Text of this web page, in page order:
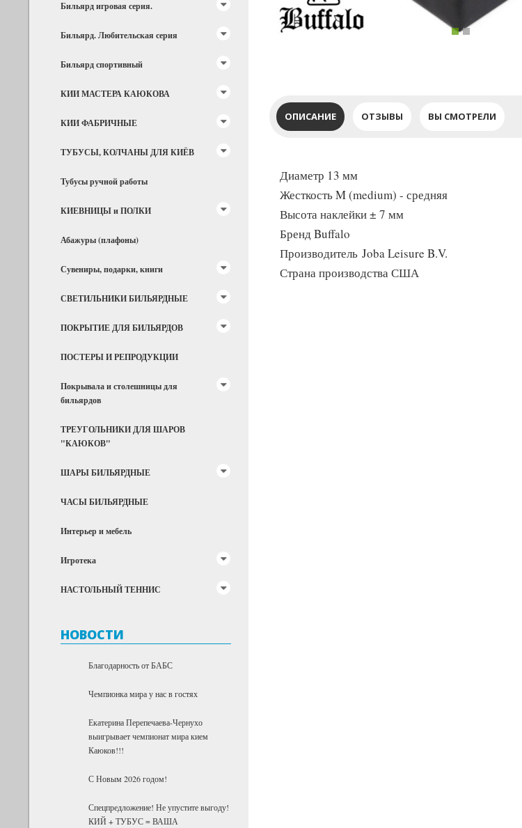
Бильярд игровая серия.
Бильярд. Любительская серия
Бильярд спортивный
КИИ МАСТЕРА КАЮКОВА
КИИ ФАБРИЧНЫЕ
ТУБУСЫ, КОЛЧАНЫ ДЛЯ КИЁВ
Тубусы ручной работы
КИЕВНИЦЫ и ПОЛКИ
Абажуры (плафоны)
Сувениры, подарки, книги
СВЕТИЛЬНИКИ БИЛЬЯРДНЫЕ
ПОКРЫТИЕ ДЛЯ БИЛЬЯРДОВ
ПОСТЕРЫ И РЕПРОДУКЦИИ
Покрывала и столешницы для
бильярдов
ТРЕУГОЛЬНИКИ ДЛЯ ШАРОВ
"КАЮКОВ"
ШАРЫ БИЛЬЯРДНЫЕ
ЧАСЫ БИЛЬЯРДНЫЕ
Интерьер и мебель
Игротека
НАСТОЛЬНЫЙ ТЕННИС
НОВОСТИ
Благодарность от БАБС
Чемпионка мира у нас в гостях
Екатерина Перепечаева-Чернухо
выигрывает чемпионат мира кием
Каюков!!!
С Новым 2026 годом!
Спецпредложение! Не упустите выгоду!
КИЙ + ТУБУС = ВАША
ОПИСАНИЕ ОТЗЫВЫ ВЫ СМОТРЕЛИ
Диаметр 13 мм
Жесткость M (medium) - средняя
Высота наклейки ± 7 мм
Бренд Buffalo
Производитель Joba Leisure B.V.
Страна производства США